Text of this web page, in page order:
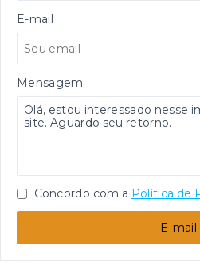
E-mail
Mensagem
Concordo com a Política de
E-mail